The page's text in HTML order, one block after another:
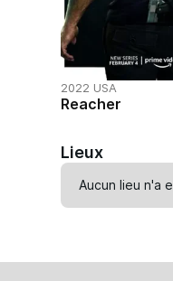
2022 USA
Reacher
Lieux
Aucun lieu n'a